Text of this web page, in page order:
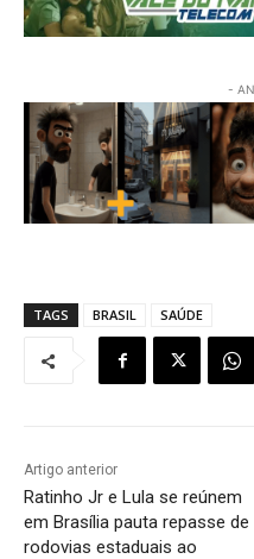
-
TAGS BRASIL SAÚDE
Artigo anterior
Ratinho Jr e Lula se reúnem
em Brasília pauta repasse de
rodovias estaduais ao